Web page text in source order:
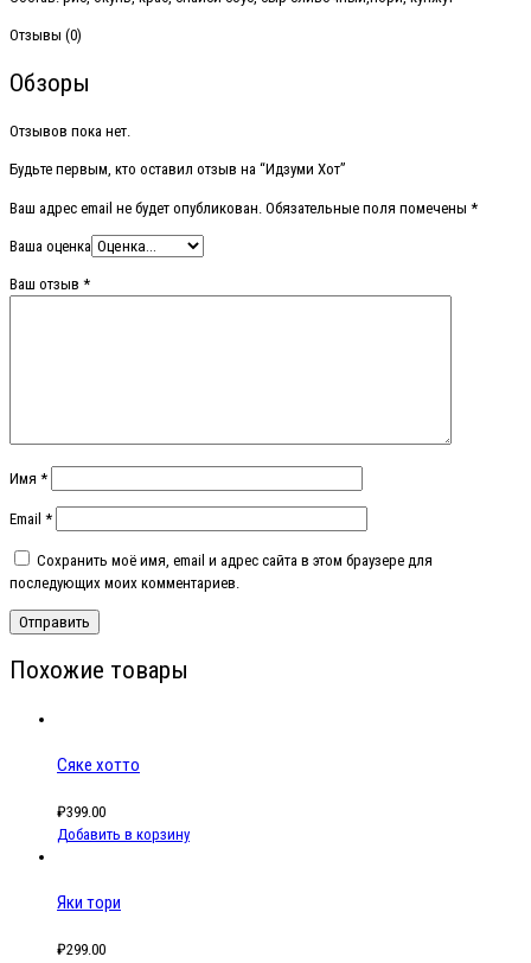
Отзывы (0)
Обзоры
Отзывов пока нет.
Будьте первым, кто оставил отзыв на “Идзуми Хот”
Ваш адрес email не будет опубликован. Обязательные поля помечены *
Ваша оценка
Ваш отзыв *
Имя *
Email *
Сохранить моё имя, email и адрес сайта в этом браузере для
последующих моих комментариев.
Похожие товары
Сяке хотто
₽399.00
Добавить в корзину
Яки тори
₽299.00